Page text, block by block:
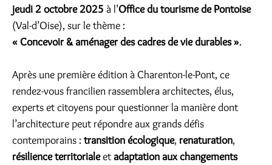
jeudi 2 octobre 2025 à l’Office du tourisme de Pontoise
(Val-d’Oise), sur le thème :
« Concevoir & aménager des cadres de vie durables ».
Après une première édition à Charenton-le-Pont, ce
rendez-vous francilien rassemblera architectes, élus,
experts et citoyens pour questionner la manière dont
l’architecture peut répondre aux grands défis
contemporains : transition écologique, renaturation,
résilience territorialeetadaptation aux changements